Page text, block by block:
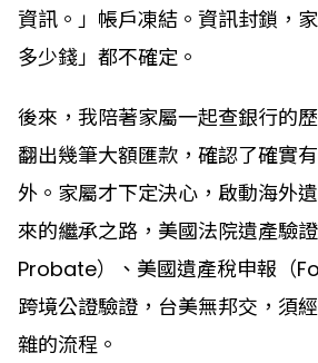
資訊。」帳戶凍結。資訊封鎖，
多少錢」都不確定。
後來，我陪著家屬一起查銀行的
翻出幾筆大額匯款，確認了確實
外。家屬才下定決心，啟動海外
來的繼承之路，美國法院遺產驗
Probate）、美國遺產稅申報（
跨境公證驗證，台美無邦交，須
雜的流程。